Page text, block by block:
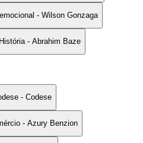
- Wilson Gonzaga
- Abrahim Baze
- Codese
- Azury Benzion